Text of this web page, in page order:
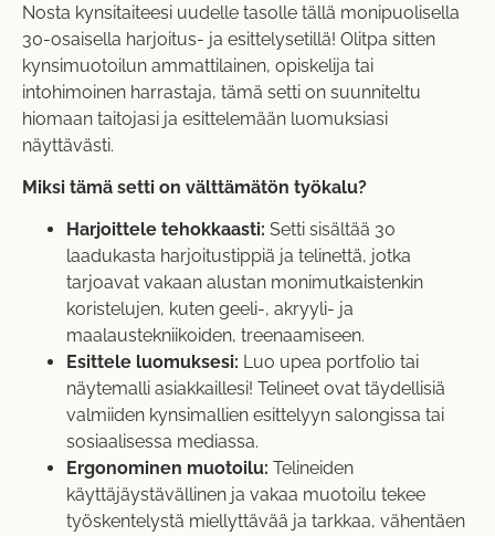
Nosta kynsitaiteesi uudelle tasolle tällä monipuolisella
30-osaisella harjoitus- ja esittelysetillä! Olitpa sitten
kynsimuotoilun ammattilainen, opiskelija tai
intohimoinen harrastaja, tämä setti on suunniteltu
hiomaan taitojasi ja esittelemään luomuksiasi
näyttävästi.
Miksi tämä setti on välttämätön työkalu?
Harjoittele tehokkaasti: Setti sisältää 30
laadukasta harjoitustippiä ja telinettä, jotka
tarjoavat vakaan alustan monimutkaistenkin
koristelujen, kuten geeli-, akryyli- ja
maalaustekniikoiden, treenaamiseen.
Esittele luomuksesi: Luo upea portfolio tai
näytemalli asiakkaillesi! Telineet ovat täydellisiä
valmiiden kynsimallien esittelyyn salongissa tai
sosiaalisessa mediassa.
Ergonominen muotoilu: Telineiden
käyttäjäystävällinen ja vakaa muotoilu tekee
työskentelystä miellyttävää ja tarkkaa, vähentäen